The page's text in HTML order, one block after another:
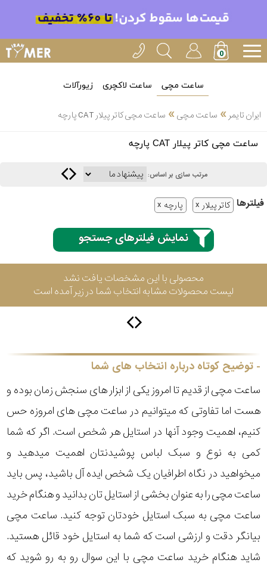
ساعت مچی ساعت لاکچری زیورآلات
ایران تایمر » ساعت مچی» ساعت مچی کاتر پیلار CAT پارچه
ساعت مچی کاتر پیلار CAT پارچه
مرتب سازی بر اساس:
فیلتر‌ها کاتر پیلار پارچه
نمایش فیلترهای جستجو
محصولی با این مشخصات یافت نشد
لیست محصولات مشابه انتخاب شما در زیر آمده است
توضیح کوتاه درباره انتخاب های شما
ساعت مچی از قدیم تا امروز یکی از ابزار های سنجش زمان بوده و
هست اما تفاوتی که میتوانیم در ساعت مچی های امروزه حس
کنیم، اهمیت وجود آنها در استایل هر شخص است. اگر که شما
کمی به نوع و سبک لباس پوشیدنتان اهمیت میدهید و
میخواهید در نگاه اطرافیان یک شخص ایده آل باشید، پس باید
ساعت مچی را به عنوان بخشی از استایل تان بدانید و هنگام خرید
ساعت مچی به سبک استایل خودتان توجه کنید. ساعت مچی
بیانگر دقت و ارزشی است که شما به استایل خود قائل هستید.
شاید هنگام خرید ساعت مچی با این سوال رو به رو شوید که
انتخاب
بین 3
3
سیکو
سیتیزن
اورینت
پیلار
لیکوپر
آدیداس
جنسیت
استایل